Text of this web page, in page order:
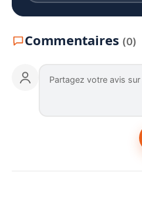
Commentaires (0)